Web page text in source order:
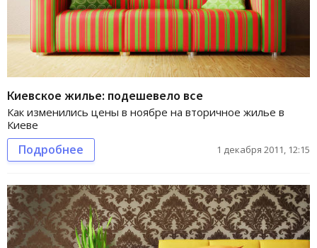
Киевское жилье: подешевело все
Как изменились цены в ноябре на вторичное жилье в
Киеве
Подробнее 1 декабря 2011, 12:15